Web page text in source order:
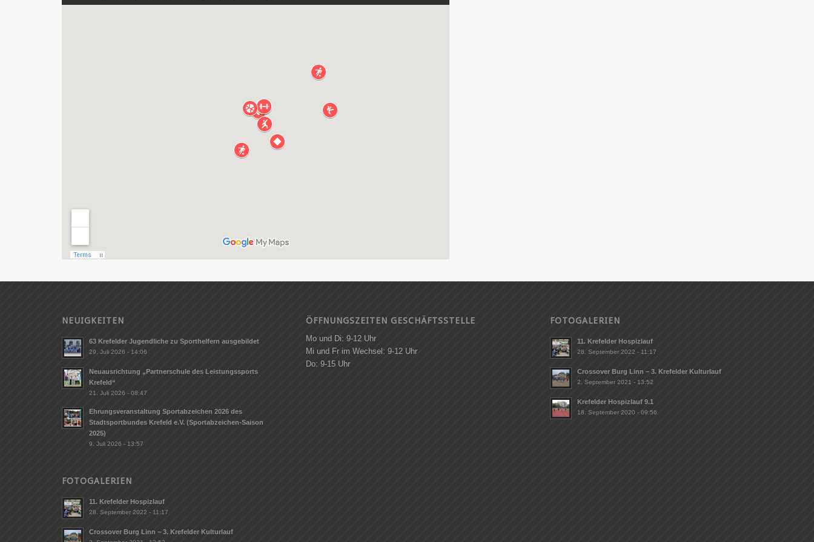
NEUIGKEITEN
63 Krefelder Jugendliche zu Sporthelfern ausgebildet
29. Juli 2026 - 14:06
Neuausrichtung „Partnerschule des Leistungssports
Krefeld“
21. Juli 2026 - 08:47
Ehrungsveranstaltung Sportabzeichen 2026 des
Stadtsportbundes Krefeld e.V. (Sportabzeichen-Saison
2025)
9. Juli 2026 - 13:57
FOTOGALERIEN
11. Krefelder Hospizlauf
28. September 2022 - 11:17
Crossover Burg Linn – 3. Krefelder Kulturlauf
ÖFFNUNGSZEITEN GESCHÄFTSSTELLE
Mo und Di: 9-12 Uhr
Mi und Fr im Wechsel: 9-12 Uhr
Do: 9-15 Uhr
FOTOGALERIEN
11. Krefelder Hospizlauf
28. September 2022 - 11:17
Crossover Burg Linn – 3. Krefelder Kulturlauf
2. September 2021 - 13:52
Krefelder Hospizlauf 9.1
18. September 2020 - 09:56